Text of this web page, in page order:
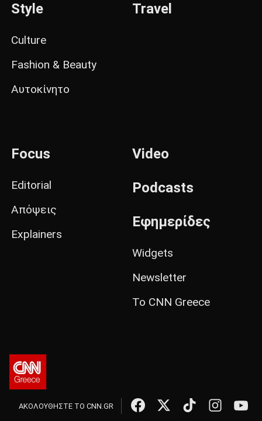
Style
Culture
Fashion & Beauty
Αυτοκίνητο
Travel
Focus
Editorial
Απόψεις
Explainers
Video
Podcasts
Εφημερίδες
Widgets
Newsletter
Το CNN Greece
ΑΚΟΛΟΥΘΗΣΤΕ ΤΟ CNN.GR